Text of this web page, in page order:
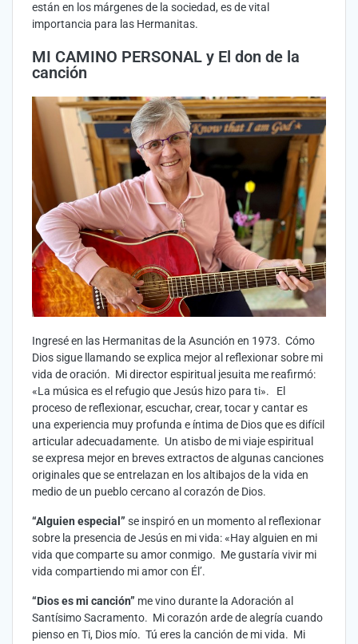
están en los márgenes de la sociedad, es de vital
importancia para las Hermanitas.
MI CAMINO PERSONAL y El don de la
canción
Ingresé en las Hermanitas de la Asunción en 1973. Cómo
Dios sigue llamando se explica mejor al reflexionar sobre mi
vida de oración. Mi director espiritual jesuita me reafirmó:
«La música es el refugio que Jesús hizo para ti». El
proceso de reflexionar, escuchar, crear, tocar y cantar es
una experiencia muy profunda e íntima de Dios que es difícil
articular adecuadamente. Un atisbo de mi viaje espiritual
se expresa mejor en breves extractos de algunas canciones
originales que se entrelazan en los altibajos de la vida en
medio de un pueblo cercano al corazón de Dios.
“Alguien especial” se inspiró en un momento al reflexionar
sobre la presencia de Jesús en mi vida: «Hay alguien en mi
vida que comparte su amor conmigo. Me gustaría vivir mi
vida compartiendo mi amor con Él’.
“Dios es mi canción” me vino durante la Adoración al
Santísimo Sacramento. Mi corazón arde de alegría cuando
pienso en Ti, Dios mío. Tú eres la canción de mi vida. Mi